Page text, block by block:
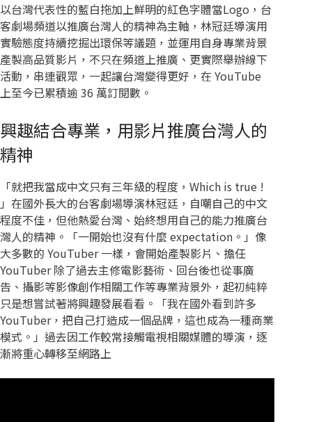
以台灣代表性的藍白拖加上鮮明的紅色字體當Logo，台
客劇場頻道以推廣台灣人的精神為主軸，林冠廷導演用
實驗態度持續挖掘出環保等議題，並運用自身專業背景
產製高品質影片，不只在頻道上推廣、更實際舉辦線下
活動，串連觀眾，一起讓台灣變得更好，在 YouTube
上至今已累積逾 36 萬訂閱數。
興趣結合專業，用影片推廣台灣人的
精神
「就把我當成中文只有三年級的程度，Which is true !
」在國外長大的台客劇場導演林冠廷，自嘲自己的中文
程度不佳，但他熱愛台灣、始終想用自己的能力推廣台
灣人的精神。「一開始也沒有什麼 expectation。」像
大多數的 YouTuber 一樣，會開始產製影片、擔任
YouTuber 除了過去主修電影藝術、回台後也從事廣
告、攝影等影像創作相關工作等專業背景外，起初純粹
只是想嘗試著將興趣發展看看。「我在國外看到許多
YouTuber，把自己打造成一個品牌，這也成為一種商業
模式。」過去因工作較常接觸電視相關媒體的導演，逐
漸將重心轉移至網路上